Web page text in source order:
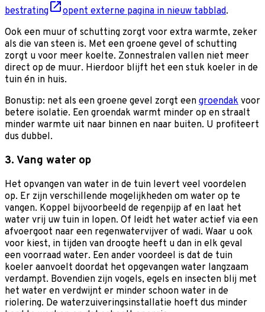
bestrating
opent externe pagina in nieuw tabblad.
Ook een muur of schutting zorgt voor extra warmte, zeker
als die van steen is. Met een groene gevel of schutting
zorgt u voor meer koelte. Zonnestralen vallen niet meer
direct op de muur. Hierdoor blijft het een stuk koeler in de
tuin én in huis.
Bonustip: net als een groene gevel zorgt een groendak voor
betere isolatie. Een groendak warmt minder op en straalt
minder warmte uit naar binnen en naar buiten. U profiteert
dus dubbel.
3. Vang water op
Het opvangen van water in de tuin levert veel voordelen
op. Er zijn verschillende mogelijkheden om water op te
vangen. Koppel bijvoorbeeld de regenpijp af en laat het
water vrij uw tuin in lopen. Of leidt het water actief via een
afvoergoot naar een regenwatervijver of wadi. Waar u ook
voor kiest, in tijden van droogte heeft u dan in elk geval
een voorraad water. Een ander voordeel is dat de tuin
koeler aanvoelt doordat het opgevangen water langzaam
verdampt. Bovendien zijn vogels, egels en insecten blij met
het water en verdwijnt er minder schoon water in de
riolering. De waterzuiveringsinstallatie hoeft dus minder